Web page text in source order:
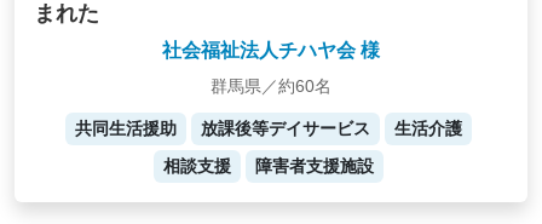
まれた
社会福祉法人チハヤ会 様
群馬県／約60名
共同生活援助 放課後等デイサービス
生活介護
相談支援
障害者支援施設